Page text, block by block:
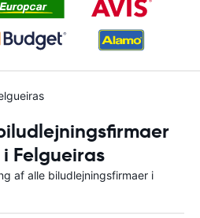
Felgueiras
af alle biludlejningsfirmaer i